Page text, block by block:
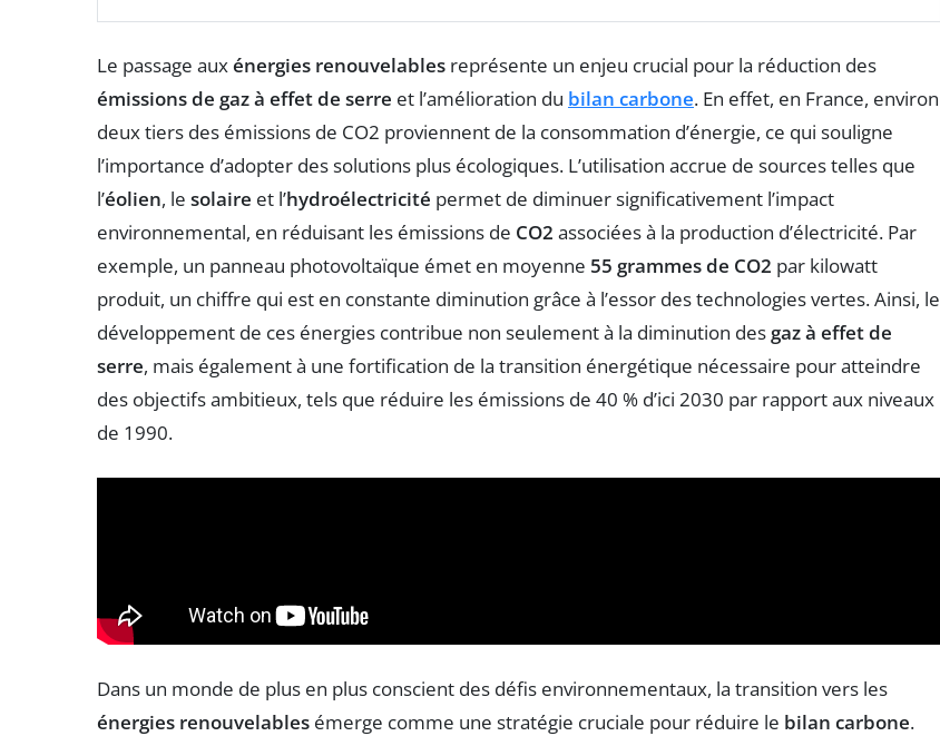
Le passage auxénergies renouvelables représente un enjeu crucial pour la réduction des
émissions de gaz à effet de serre et l’amélioration du bilan carbone. En effet, en France, environ
deux tiers des émissions de CO2 proviennent de la consommation d’énergie, ce qui souligne
l’importance d’adopter des solutions plus écologiques. L’utilisation accrue de sources telles que
l’éolien, le solaire et l’hydroélectricité permet de diminuer significativement l’impact
environnemental, en réduisant les émissions de CO2 associées à la production d’électricité. Par
exemple, un panneau photovoltaïque émet en moyenne 55 grammes de CO2 par kilowatt
produit, un chiffre qui est en constante diminution grâce à l’essor des technologies vertes. Ainsi, le
développement de ces énergies contribue non seulement à la diminution des gaz à effet de
serre, mais également à une fortification de la transition énergétique nécessaire pour atteindre
des objectifs ambitieux, tels que réduire les émissions de 40 % d’ici 2030 par rapport aux niveaux
de 1990.
Dans un monde de plus en plus conscient des défis environnementaux, la transition vers les
énergies renouvelables émerge comme une stratégie cruciale pour réduire le bilan carbone.